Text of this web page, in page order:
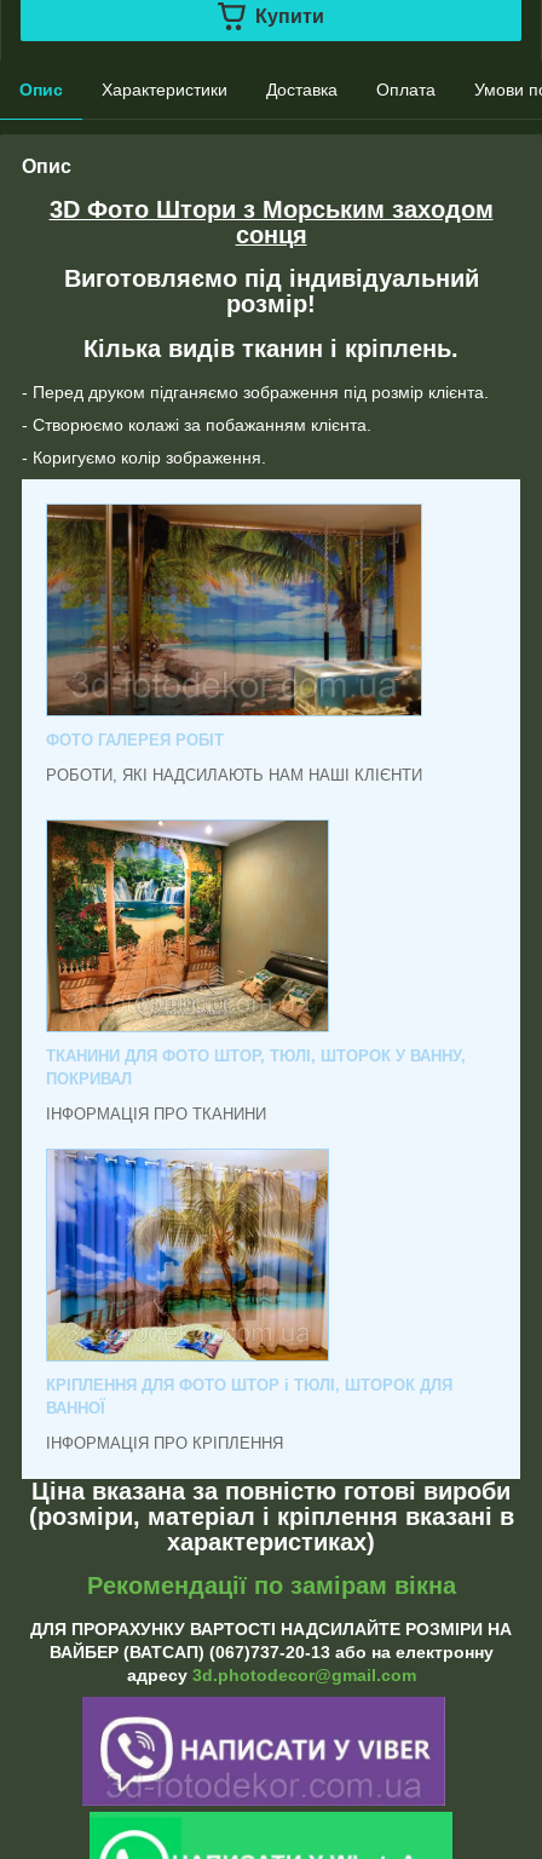
Купити
Опис Характеристики Доставка Оплата Умови
Опис
3D Фото Штори з Морським заходом
сонця
Виготовляємо під індивідуальний
розмір!
Кілька видів тканин і кріплень.
- Перед друком підганяємо зображення під розмір клієнта.
- Створюємо колажі за побажанням клієнта.
- Коригуємо колір зображення.
ФОТО ГАЛЕРЕЯ РОБІТ
РОБОТИ, ЯКІ НАДСИЛАЮТЬ НАМ НАШІ КЛІЄНТИ
ТКАНИНИ ДЛЯ ФОТО ШТОР, ТЮЛІ, ШТОРОК У ВАННУ,
ПОКРИВАЛ
ІНФОРМАЦІЯ ПРО ТКАНИНИ
КРІПЛЕННЯ ДЛЯ ФОТО ШТОР і ТЮЛІ, ШТОРОК ДЛЯ
ВАННОЇ
ІНФОРМАЦІЯ ПРО КРІПЛЕННЯ
Ціна вказана за повністю готові вироби
(розміри, матеріал і кріплення вказані в
характеристиках)
Рекомендації по замірам вікна
ДЛЯ ПРОРАХУНКУ ВАРТОСТІ НАДСИЛАЙТЕ РОЗМІРИ НА
ВАЙБЕР (ВАТСАП) (067)737-20-13 або на електронну
адресу 3d.photodecor@gmail.com